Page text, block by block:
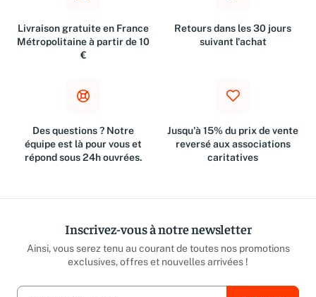
Livraison gratuite en France
Métropolitaine à partir de 10
€
Retours dans les 30 jours
suivant l'achat
Des questions ? Notre
équipe est là pour vous et
répond sous 24h ouvrées.
Jusqu'à 15% du prix de vente
reversé aux associations
caritatives
Inscrivez-vous à notre newsletter
Ainsi, vous serez tenu au courant de toutes nos promotions
exclusives, offres et nouvelles arrivées !